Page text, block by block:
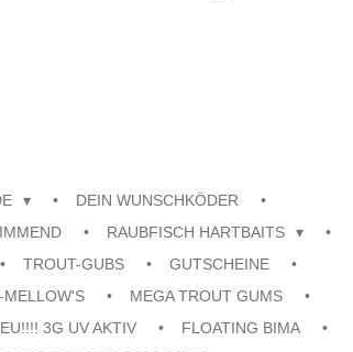
DEIN WUNSCHKÖDER
RAUBFISCH HARTBAITS
TROUT-GUBS
GUTSCHEINE
MELLOW'S
MEGA TROUT GUMS
3G UV AKTIV
FLOATING BIMA